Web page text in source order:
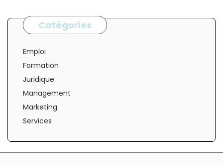
Catégories
Emploi
Formation
Juridique
Management
Marketing
Services